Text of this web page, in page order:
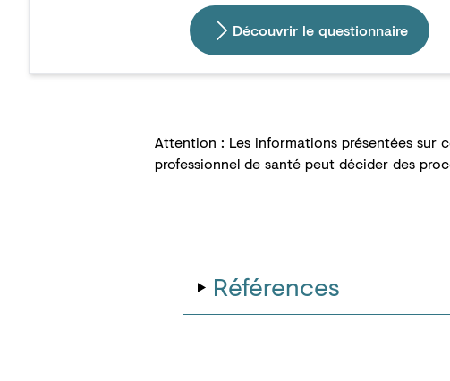
Découvrir le questionnaire
Attention : Les informations présentées sur
professionnel de santé peut décider des
Références